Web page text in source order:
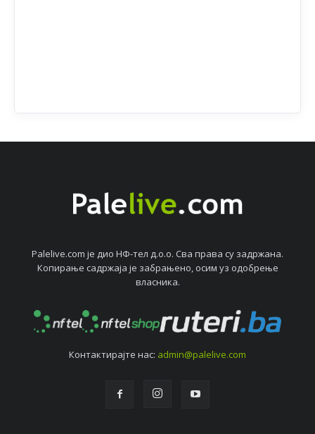
Palelive.com јe дио НФ-тeл д.о.о. Сва права су задржана.
Копирањe садржаја јe забрањeно, осим уз одобрeњe
власника.
Контактирајтe нас: admin@palelive.com